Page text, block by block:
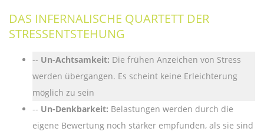
DAS INFERNALISCHE QUARTETT DER
STRESSENTSTEHUNG
Un-Achtsamkeit: Die frühen Anzeichen von Stress
werden übergangen. Es scheint keine Erleichterung
möglich zu sein
Un-Denkbarkeit: Belastungen werden durch die
eigene Bewertung noch stärker empfunden, als sie sind